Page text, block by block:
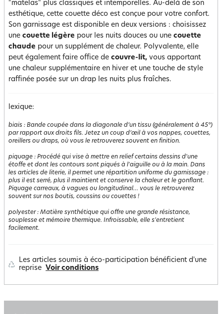
"matelas" plus classiques et intemporelles. Au-delà de son
esthétique, cette couette déco est conçue pour votre confort.
Son garnissage est disponible en deux versions : choisissez
une couette légère pour les nuits douces ou une couette
chaude pour un supplément de chaleur. Polyvalente, elle
peut également faire office de couvre-lit, vous apportant
une chaleur supplémentaire en hiver et une touche de style
raffinée posée sur un drap les nuits plus fraîches.
lexique:
biais : Bande coupée dans la diagonale d’un tissu (généralement à 45°)
par rapport aux droits fils. Jetez un coup d’œil à vos nappes, couettes,
oreillers ou draps, où vous le retrouverez souvent en finition.
piquage : Procédé qui vise à mettre en relief certains dessins d'une
étoffe et dont les contours sont piqués à l'aiguille ou à la main. Dans
les articles de literie, il permet une répartition uniforme du garnissage :
plus il est serré, plus il maintient et conserve la chaleur et le gonflant.
Piquage carreaux, à vagues ou longitudinal… vous le retrouverez
souvent sur nos boutis, coussins ou couettes !
polyester: Matière synthétique qui offre une grande résistance,
souplesse et mémoire thermique. Infroissable, elle s'entretient
facilement.
Les articles soumis à éco-participation bénéficient d'une
reprise Voir conditions